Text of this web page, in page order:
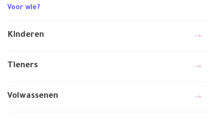
Voor wie?
Kinderen
Tieners
Volwassenen